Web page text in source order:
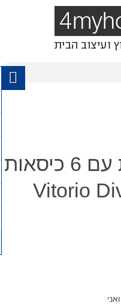
פינת אוכל נפתחת עם 6 כיסאות